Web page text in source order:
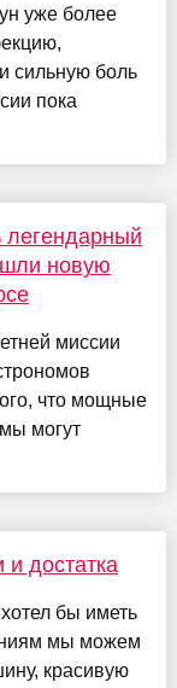
уже более
сильную боль
пока
легендарный
новую
миссии
что мощные
могут
достатка
бы иметь
мы можем
красивую